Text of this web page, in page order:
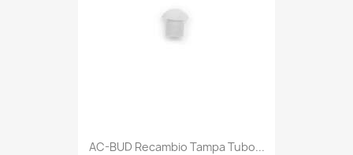
AC-BUD Recambio Tampa Tubo...